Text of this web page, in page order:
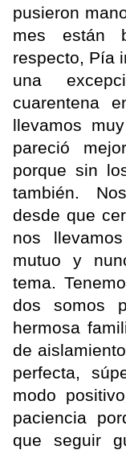
pusieron
mes están
respecto, Pía
una
cuarentena
llevamos
pareció
porque sin
también.
desde que
nos
mutuo y
tema.
dos somos
hermosa
de
perfecta,
modo
paciencia
que seguir